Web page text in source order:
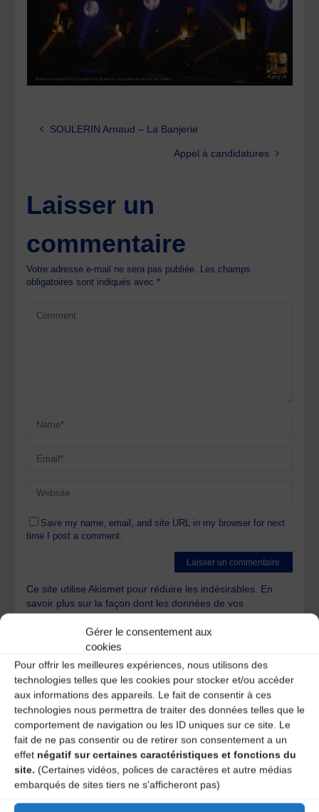
Gérer le consentement aux
cookies
Pour offrir les meilleures expériences, nous utilisons des
technologies telles que les cookies pour stocker et/ou accéder
aux informations des appareils. Le fait de consentir à ces
technologies nous permettra de traiter des données telles que le
comportement de navigation ou les ID uniques sur ce site. Le
fait de ne pas consentir ou de retirer son consentement a un
effet négatif sur certaines caractéristiques et fonctions du
site. (Certaines vidéos, polices de caractères et autre médias
embarqués de sites tiers ne s'afficheront pas)
SOULERIN Arnaud – La Banjerie
Appel à candidatures
Laisser un
commentaire
Votre adresse e-mail ne sera pas publiée. Les champs
obligatoires sont indiqués avec*
Save my name, email, and site URL in my browser for next
time I post a comment.
Ce site utilise Akismet pour réduire les indésirables. En
savoir plus sur la façon dont les données de vos
commentaires sont traitées.
A DECOUVRIR :